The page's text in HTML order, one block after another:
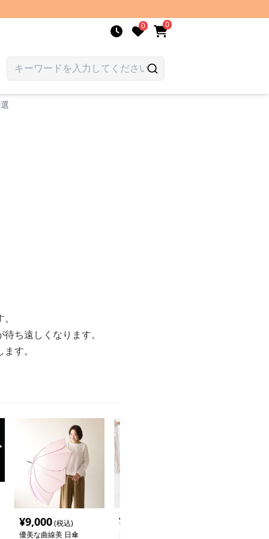
0 0
ち遠しくなります。
す。
¥9,000(税込)
優美な曲線美 日傘
¥
日傘 可愛いイラスト柄